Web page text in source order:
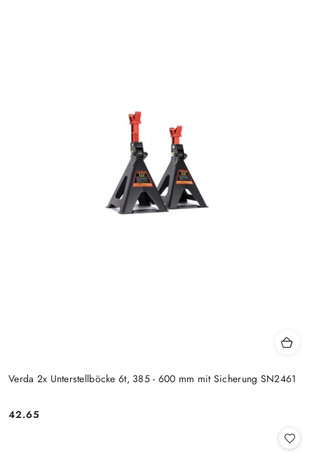
Verda 2x Unterstellböcke 6t, 385 - 600 mm mit Sicherung SN2461
Preis:
42.65